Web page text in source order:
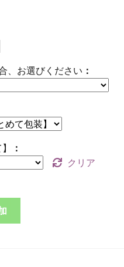
、お選びください
クリア